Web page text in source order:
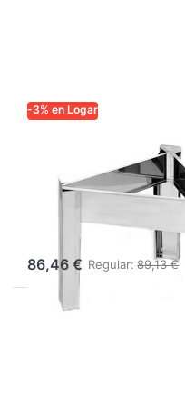
-3% en Logar
Soporte Logar
para clarificador
de cera 3322, Ø
86,46 € Regular: 89,13 €